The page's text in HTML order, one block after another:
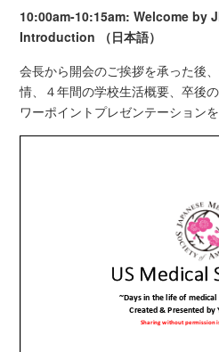
10:00am-10:15am: Welcome by
Introduction （日本語）
会長から開会のご挨拶を承った後
情、４年間の学校生活概要、卒後
ワーポイントプレゼンテーションを